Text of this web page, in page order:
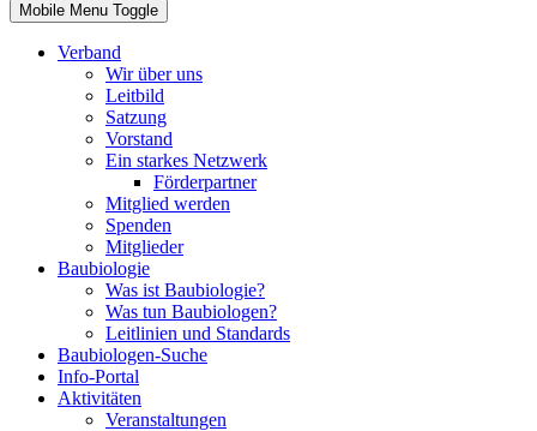
Mobile Menu Toggle
Verband
Wir über uns
Leitbild
Satzung
Vorstand
Ein starkes Netzwerk
Förderpartner
Mitglied werden
Spenden
Mitglieder
Baubiologie
Was ist Baubiologie?
Was tun Baubiologen?
Leitlinien und Standards
Baubiologen-Suche
Info-Portal
Aktivitäten
Veranstaltungen